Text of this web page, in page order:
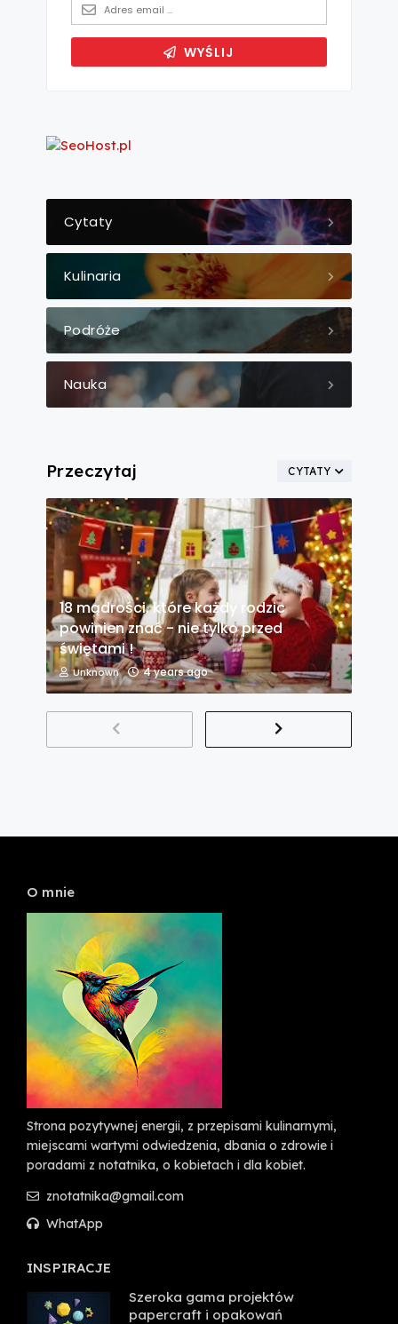
Cytaty
Kulinaria
Podróże
Nauka
CYTATY
Przeczytaj
18 mądrości, które każdy rodzic
powinien znać - nie tylko przed
świętami !
Unknown 4 years ago
O mnie
Strona pozytywnej energii, z przepisami kulinarnymi,
miejscami wartymi odwiedzenia, dbania o zdrowie i
poradami z notatnika, o kobietach i dla kobiet.
znotatnika@gmail.com
WhatApp
INSPIRACJE
Szeroka gama projektów
papercraft i opakowań